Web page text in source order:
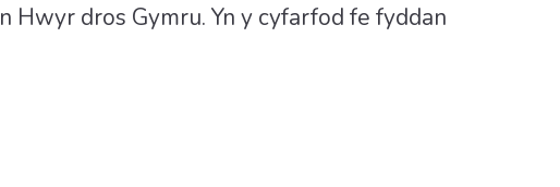
Hwyr dros Gymru. Yn y cyfarfod fe fyddan